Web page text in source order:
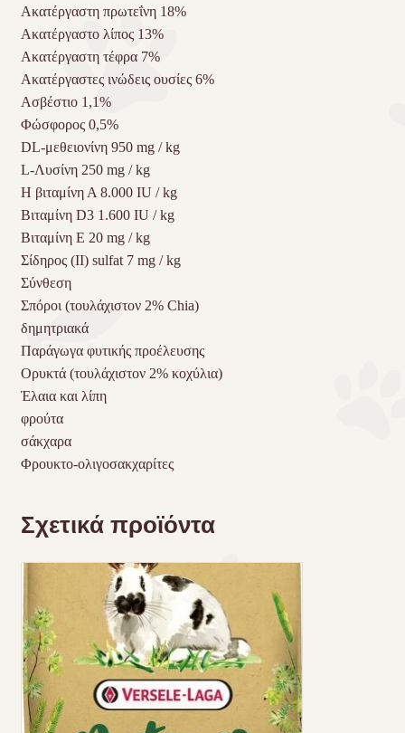
Ακατέργαστη πρωτεΐνη 18%
Ακατέργαστο λίπος 13%
Ακατέργαστη τέφρα 7%
Ακατέργαστες ινώδεις ουσίες 6%
Ασβέστιο 1,1%
Φώσφορος 0,5%
DL-μεθειονίνη 950 mg / kg
L-Λυσίνη 250 mg / kg
Η βιταμίνη Α 8.000 IU / kg
Βιταμίνη D3 1.600 IU / kg
Βιταμίνη Ε 20 mg / kg
Σίδηρος (II) sulfat 7 mg / kg
Σύνθεση
Σπόροι (τουλάχιστον 2% Chia)
δημητριακά
Παράγωγα φυτικής προέλευσης
Ορυκτά (τουλάχιστον 2% κοχύλια)
Έλαια και λίπη
φρούτα
σάκχαρα
Φρουκτο-ολιγοσακχαρίτες
Σχετικά προϊόντα